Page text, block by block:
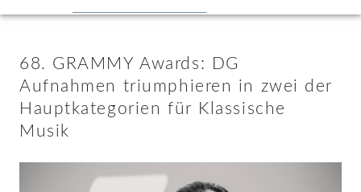
Aufnahmen
triumphieren
zwei
68. GRAMMY Awards: DG
Aufnahmen triumphieren in zwei der
Hauptkategorien für Klassische
Musik